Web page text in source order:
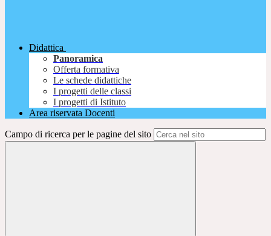
Didattica
Panoramica
Offerta formativa
Le schede didattiche
I progetti delle classi
I progetti di Istituto
Area riservata Docenti
Campo di ricerca per le pagine del sito